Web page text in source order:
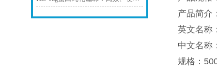
产品简介
英文名称
中文名称
规格：